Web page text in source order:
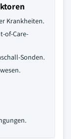
Krankheiten.
of-Care-
Sonden.